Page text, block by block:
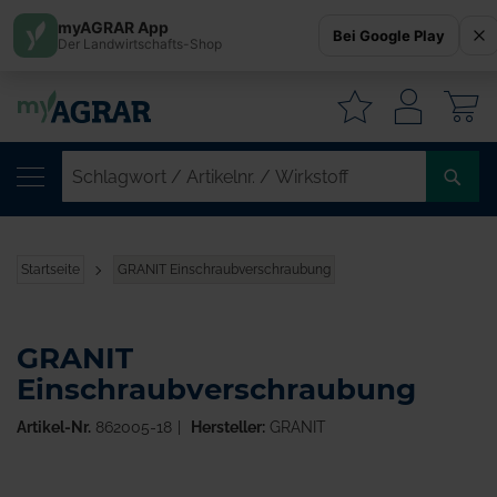
Startseite GRANIT Einschraubverschraubung
GRANIT
Einschraubverschraubung
Artikel-Nr. 862005-18 Hersteller:GRANIT
myAGRAR App
Der Landwirtschafts-Shop Bei Google Play